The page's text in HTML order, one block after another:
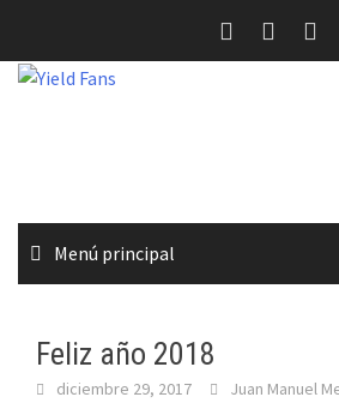
contenido
Menú principal
Feliz año 2018
diciembre 29, 2017 Juan Manuel